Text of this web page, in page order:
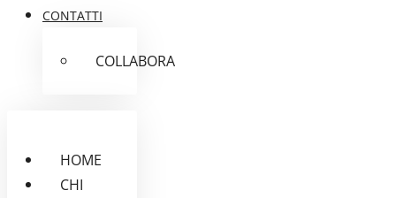
CONTATTI
COLLABORA
HOME
CHI